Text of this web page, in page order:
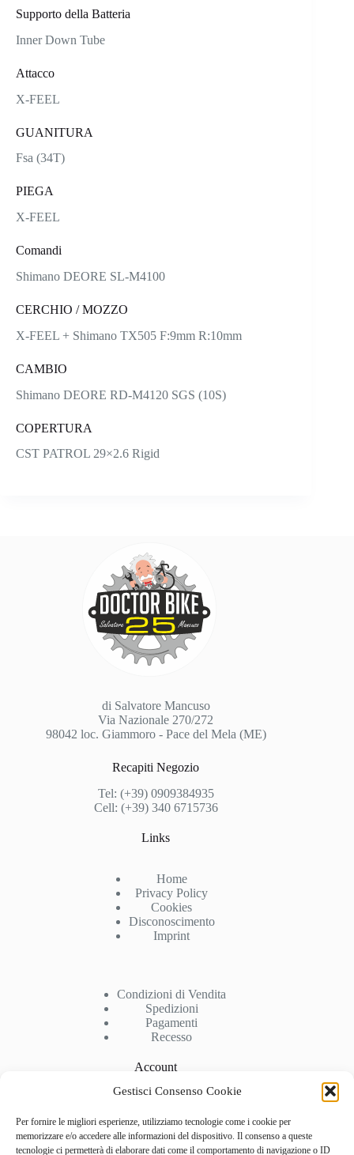
Gestisci Consenso Cookie
Per fornire le migliori esperienze, utilizziamo tecnologie come i cookie per
memorizzare e/o accedere alle informazioni del dispositivo. Il consenso a queste
tecnologie ci permetterà di elaborare dati come il comportamento di navigazione o ID
Supporto della Batteria
Inner Down Tube
Attacco
X-FEEL
GUANITURA
Fsa (34T)
PIEGA
X-FEEL
Comandi
Shimano DEORE SL-M4100
CERCHIO / MOZZO
X-FEEL + Shimano TX505 F:9mm R:10mm
CAMBIO
Shimano DEORE RD-M4120 SGS (10S)
COPERTURA
CST PATROL 29×2.6 Rigid
di Salvatore Mancuso
Via Nazionale 270/272
98042 loc. Giammoro - Pace del Mela (ME)
Recapiti Negozio
Tel: (+39) 0909384935
Cell: (+39) 340 6715736
Links
Home
Privacy Policy
Cookies
Disconoscimento
Imprint
Condizioni di Vendita
Spedizioni
Pagamenti
Recesso
Account
Carrello
Checkout